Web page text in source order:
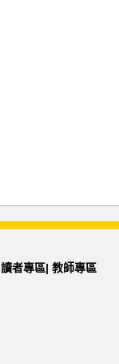
讀者專區| 教師專區